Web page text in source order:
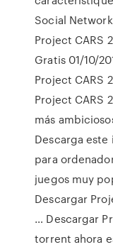
Social
Project CARS
Gratis 01/10/
Project CARS
Project CARS
más
Descarga
para
juegos muy
Descargar
… Descargar
torrent ahora